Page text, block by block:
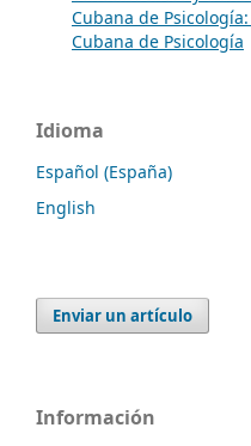
Cubana de
Cubana de Psicología
Idioma
Español (España)
English
Enviar un artículo
Información